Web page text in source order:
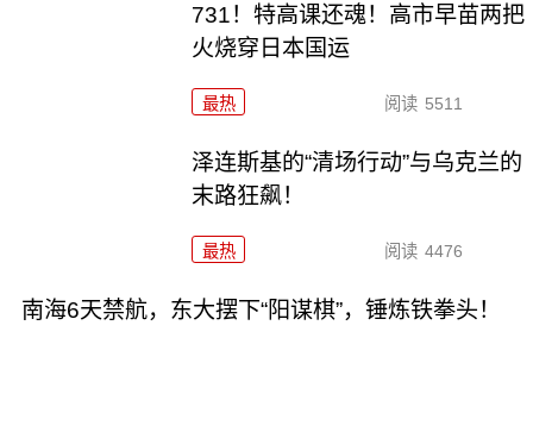
731！特高课还魂！高市早苗两把
火烧穿日本国运
最热 阅读 5511
泽连斯基的“清场行动”与乌克兰的
末路狂飙！
最热 阅读 4476
南海6天禁航，东大摆下“阳谋棋”，锤炼铁拳头！